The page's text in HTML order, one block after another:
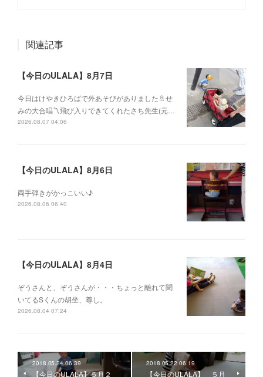
関連記事
【今日のULALA】8月7日
今日はけやきひろばで外あそびがありました🚿せ
みの大合唱〽飛び入りできてくれたさち先生(元…
2026.08.07 04:06
【今日のULALA】8月6日
両手弾きがかっこいい♪
2026.08.06 06:40
【今日のULALA】8月4日
ぞうさんと、ぞうさんが・・・ちょっと離れて聞
いてるSくんの胡坐、尊し。
2026.08.04 07:24
2018.05.24 06:39
【今日のULALA】５月２
2018.05.22 06:19
【今日のULALA】 ５月